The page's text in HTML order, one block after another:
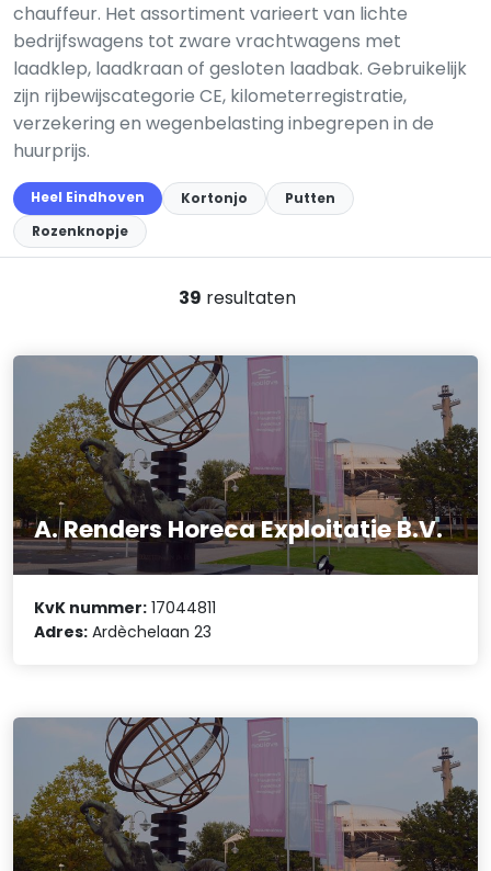
chauffeur. Het assortiment varieert van lichte
bedrijfswagens tot zware vrachtwagens met
laadklep, laadkraan of gesloten laadbak. Gebruikelijk
zijn rijbewijscategorie CE, kilometerregistratie,
verzekering en wegenbelasting inbegrepen in de
huurprijs.
Heel Eindhoven Kortonjo
Putten
Rozenknopje
39 resultaten
A. Renders Horeca Exploitatie B.V.
KvK nummer: 17044811
Adres: Ardèchelaan 23